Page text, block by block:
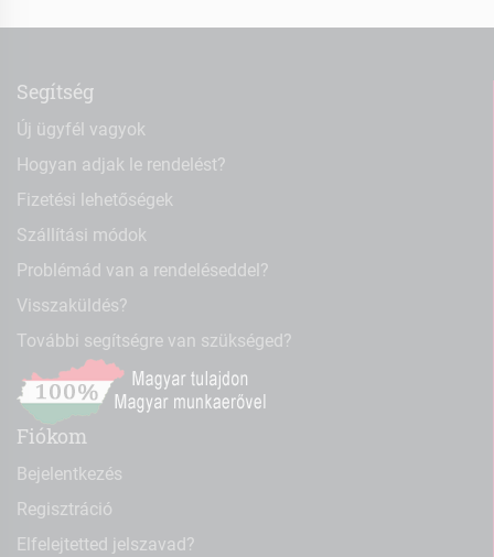
Segítség
Új ügyfél vagyok
Hogyan adjak le rendelést?
Fizetési lehetőségek
Szállítási módok
Problémád van a rendeléseddel?
Visszaküldés?
További segítségre van szükséged?
Fiókom
Bejelentkezés
Regisztráció
Elfelejtetted jelszavad?